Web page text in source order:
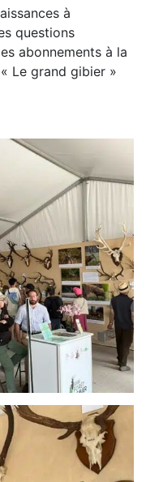
à
questions
abonnements à la
Le grand gibier »